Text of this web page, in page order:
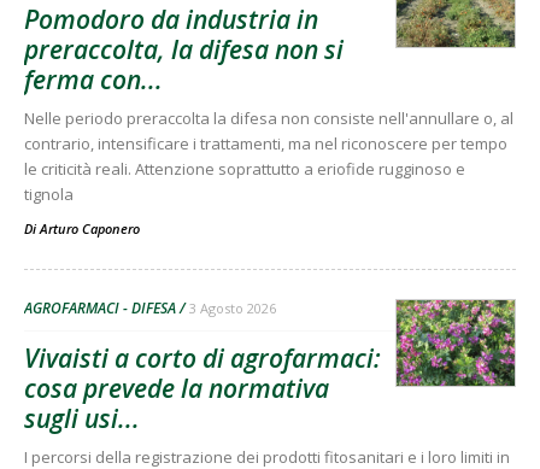
Pomodoro da industria in
preraccolta, la difesa non si
ferma con...
Nelle periodo preraccolta la difesa non consiste nell'annullare o, al
contrario, intensificare i trattamenti, ma nel riconoscere per tempo
le criticità reali. Attenzione soprattutto a eriofide rugginoso e
tignola
Di Arturo Caponero
AGROFARMACI - DIFESA 3 Agosto 2026
Vivaisti a corto di agrofarmaci:
cosa prevede la normativa
sugli usi...
I percorsi della registrazione dei prodotti fitosanitari e i loro limiti in